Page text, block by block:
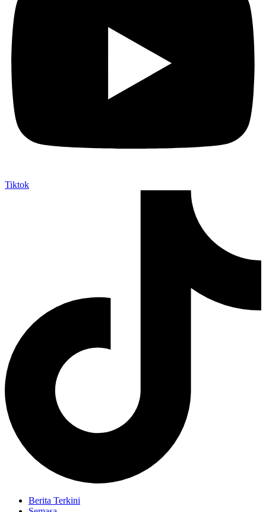
Tiktok
Berita Terkini